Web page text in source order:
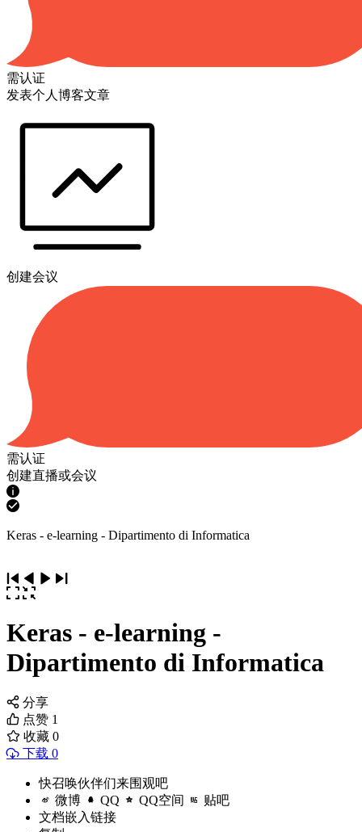
需认证
发表个人博客文章
创建会议
需认证
创建直播或会议
Keras - e-learning - Dipartimento di Informatica
Keras - e-learning -
Dipartimento di Informatica
分享
点赞 1
收藏 0
下载 0
快召唤伙伴们来围观吧
微博 QQ QQ空间 贴吧
文档嵌入链接